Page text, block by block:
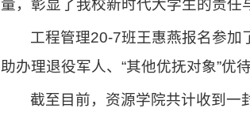
量，彰显了我校新时代大学生的责任
工程管理20-7班王惠燕报名参加
助办理退役军人、“其他优抚对象”优
截至目前，资源学院共计收到一